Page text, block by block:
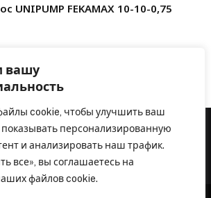
вашу
cookie, чтобы улучшить ваш
персонализированную
и анализировать наш трафик.
все», вы соглашаетесь на
файлов cookie.
UNIPUMP FEKAMAX 10-10-0,75